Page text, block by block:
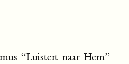
“Luistert naar Hem”